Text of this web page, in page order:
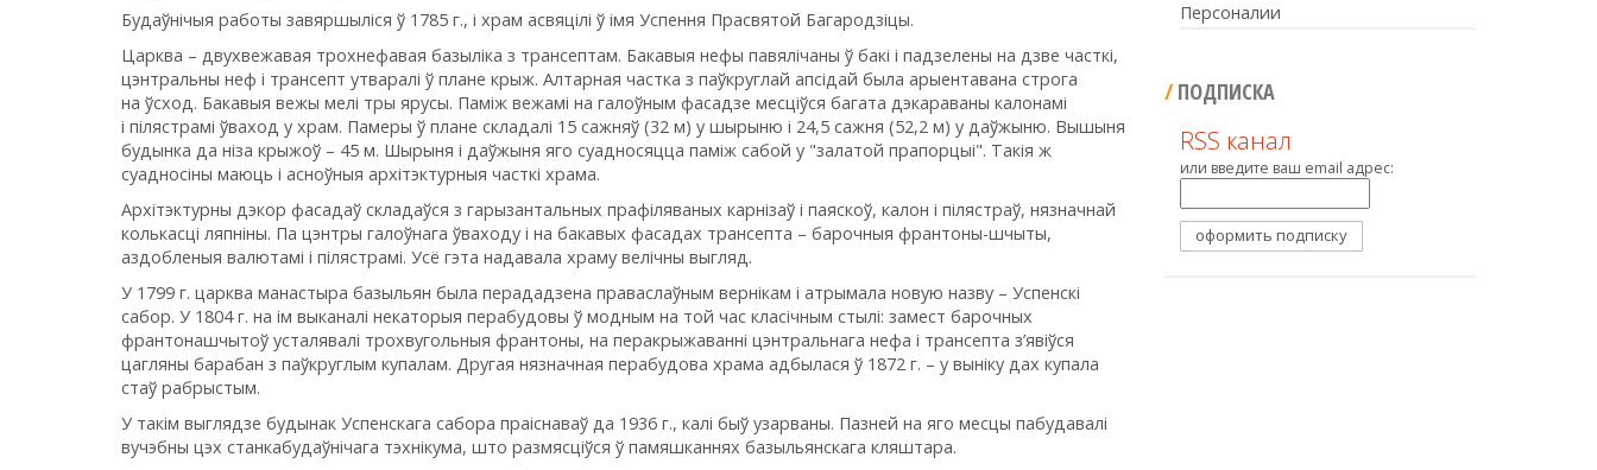
Будаўнічыя работы завяршыліся ў 1785 г., і храм асвяцілі ў імя Успення Прасвятой Багародзіцы.
Царква – двухвежавая трохнефавая базыліка з трансептам. Бакавыя нефы павялічаны ў бакі і падзелены на дзве часткі,
цэнтральны неф і трансепт утваралі ў плане крыж. Алтарная частка з паўкруглай апсідай была арыентавана строга
на ўсход. Бакавыя вежы мелі тры ярусы. Паміж вежамі на галоўным фасадзе месціўся багата дэкараваны калонамі
і пілястрамі ўваход у храм. Памеры ў плане складалі 15 сажняў (32 м) у шырыню і 24,5 сажня (52,2 м) у даўжыню. Вышыня
будынка да ніза крыжоў – 45 м. Шырыня і даўжыня яго суадносяцца паміж сабой у "залатой прапорцыі". Такія ж
суадносіны маюць і асноўныя архітэктурныя часткі храма.
Архітэктурны дэкор фасадаў складаўся з гарызантальных прафіляваных карнізаў і паяскоў, калон і пілястраў, нязначнай
колькасці ляпніны. Па цэнтры галоўнага ўваходу і на бакавых фасадах трансепта – барочныя франтоны-шчыты,
аздобленыя валютамі і пілястрамі. Усё гэта надавала храму велічны выгляд.
У 1799 г. царква манастыра базыльян была перададзена праваслаўным вернікам і атрымала новую назву – Успенскі
сабор. У 1804 г. на ім выканалі некаторыя перабудовы ў модным на той час класічным стылі: замест барочных
франтонашчытоў усталявалі трохвугольныя франтоны, на перакрыжаванні цэнтральнага нефа і трансепта з’явіўся
цагляны барабан з паўкруглым купалам. Другая нязначная перабудова храма адбылася ў 1872 г. – у выніку дах купала
стаў рабрыстым.
У такім выглядзе будынак Успенскага сабора праіснаваў да 1936 г., калі быў узарваны. Пазней на яго месцы пабудавалі
вучэбны цэх станкабудаўнічага тэхнікума, што размясціўся ў памяшканнях базыльянскага кляштара.
Персоналии
ПОДПИСКА
RSS канал
или введите ваш email адрес: